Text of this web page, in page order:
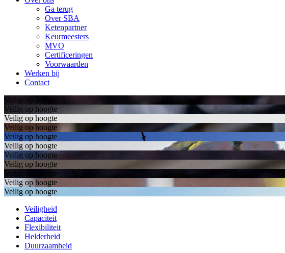
Ga terug
Over SBA
Ketenpartner
Keurmeesters
MVO
Certificeringen
Voorwaarden
Werken bij
Contact
Veilig op hoogte
Veilig op hoogte
Veilig op hoogte
Veilig op hoogte
Veilig op hoogte
Veilig op hoogte
Veilig op hoogte
Veilig op hoogte
Veilig op hoogte
Veilig op hoogte
Veilig op hoogte
Veiligheid
Capaciteit
Flexibiliteit
Helderheid
Duurzaamheid